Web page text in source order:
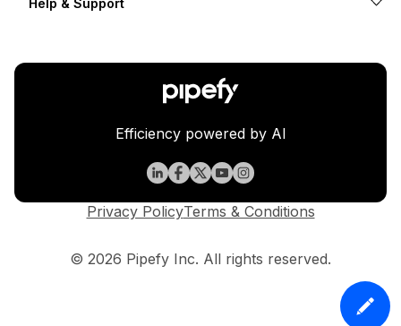
Help & Support
Efficiency powered by AI
© 2026 Pipefy Inc. All rights reserved.
Privacy PolicyTerms & Conditions